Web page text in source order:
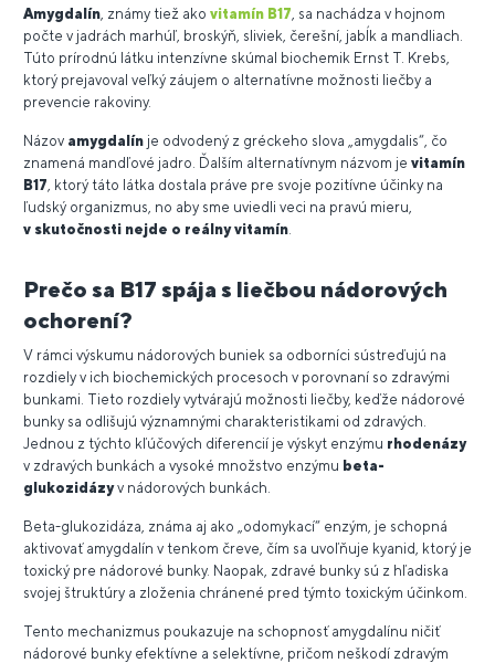
Amygdalín , známy tiež ako vitamín B17 , sa nachádza v hojnom
počte v jadrách marhúľ, broskýň, sliviek, čerešní, jabĺk a mandliach.
Túto prírodnú látku intenzívne skúmal biochemik Ernst T. Krebs,
ktorý prejavoval veľký záujem o alternatívne možnosti liečby a
prevencie rakoviny.
Názov amygdalín je odvodený z gréckeho slova „amygdalis“, čo
znamená mandľové jadro. Ďalším alternatívnym názvom je vitamín
B17 , ktorý táto látka dostala práve pre svoje pozitívne účinky na
ľudský organizmus, no aby sme uviedli veci na pravú mieru,
v skutočnosti nejde o reálny vitamín
Prečo sa B17 spája s liečbou nádorových
ochorení?
V rámci výskumu nádorových buniek sa odborníci sústreďujú na
rozdiely v ich biochemických procesoch v porovnaní so zdravými
bunkami. Tieto rozdiely vytvárajú možnosti liečby, keďže nádorové
bunky sa odlišujú významnými charakteristikami od zdravých.
Jednou z týchto kľúčových diferencií je výskyt enzýmu rhodenázy
v zdravých bunkách a vysoké množstvo enzýmu beta-
glukozidázyv nádorových bunkách.
Beta-glukozidáza, známa aj ako „odomykací“ enzým, je schopná
aktivovať amygdalín v tenkom čreve, čím sa uvoľňuje kyanid, ktorý je
toxický pre nádorové bunky. Naopak, zdravé bunky sú z hľadiska
svojej štruktúry a zloženia chránené pred týmto toxickým účinkom.
Tento mechanizmus poukazuje na schopnosť amygdalínu ničiť
nádorové bunky efektívne a selektívne, pričom neškodí zdravým